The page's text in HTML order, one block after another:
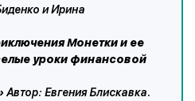
и Ирина
Монетки и ее
уроки финансовой
Автор: Евгения Блискавка.